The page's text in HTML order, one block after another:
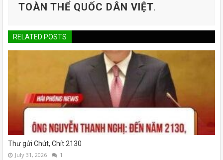
TOÀN THỂ QUỐC DÂN VIỆT.
RELATED POSTS
Thư gửi Chút, Chít 2130
July 31, 2026 1